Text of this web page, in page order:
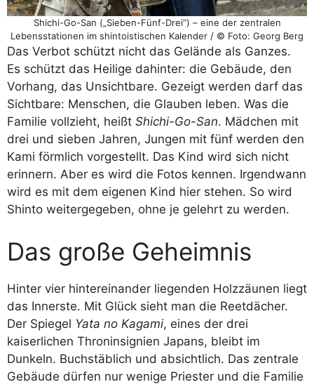
Shichi-Go-San („Sieben-Fünf-Drei“) – eine der zentralen
Lebensstationen im shintoistischen Kalender / © Foto: Georg Berg
Das Verbot schützt nicht das Gelände als Ganzes.
Es schützt das Heilige dahinter: die Gebäude, den
Vorhang, das Unsichtbare. Gezeigt werden darf das
Sichtbare: Menschen, die Glauben leben. Was die
Familie vollzieht, heißt Shichi-Go-San. Mädchen mit
drei und sieben Jahren, Jungen mit fünf werden den
Kami förmlich vorgestellt. Das Kind wird sich nicht
erinnern. Aber es wird die Fotos kennen. Irgendwann
wird es mit dem eigenen Kind hier stehen. So wird
Shinto weitergegeben, ohne je gelehrt zu werden.
Das große Geheimnis
Hinter vier hintereinander liegenden Holzzäunen liegt
das Innerste. Mit Glück sieht man die Reetdächer.
Der Spiegel Yata no Kagami, eines der drei
kaiserlichen Throninsignien Japans, bleibt im
Dunkeln. Buchstäblich und absichtlich. Das zentrale
Gebäude dürfen nur wenige Priester und die Familie